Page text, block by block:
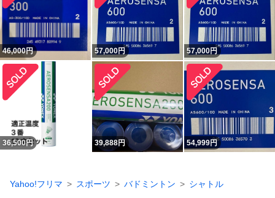
46,000円 57,000円 57,000円
36,500円 39,888円 54,999円
Yahoo!フリマ スポーツ バドミントン シャトル